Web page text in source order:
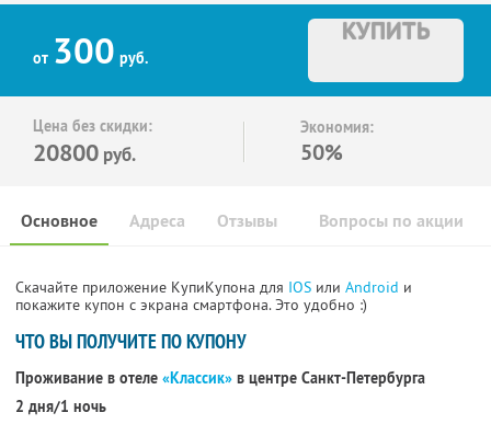
от 300 руб.
КУПИТЬ
Цена без скидки:
20800 руб.
Экономия:
50%
Основное Отзывы Вопросы по акции
Адреса
Скачайте приложение КупиКупона для IOS или Android и
покажите купон с экрана смартфона. Это удобно :)
ЧТО ВЫ ПОЛУЧИТЕ ПО КУПОНУ
Проживание в отеле «Классик» в центре Санкт-Петербурга
2 дня/1 ночь